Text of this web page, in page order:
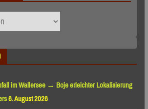
im Wallersee → Boje erleichter Lokalisierung
6. August 2026